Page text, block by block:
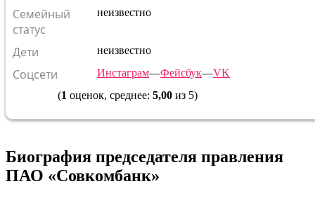
Семейный
статус
неизвестно
Дети неизвестно
Соцсети Инстаграм—Фейсбук—VK
(1 оценок, среднее: 5,00 из 5)
Биография председателя правления
ПАО «Совкомбанк»